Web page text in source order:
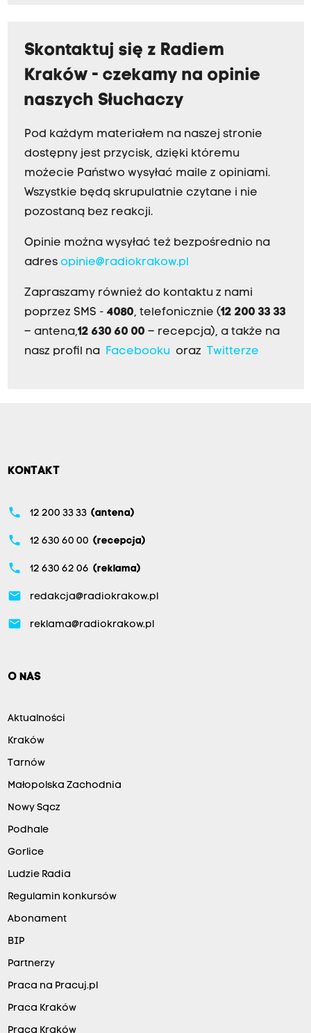
Skontaktuj się z Radiem
Kraków - czekamy na opinie
naszych Słuchaczy
Pod każdym materiałem na naszej stronie
dostępny jest przycisk, dzięki któremu
możecie Państwo wysyłać maile z opiniami.
Wszystkie będą skrupulatnie czytane i nie
pozostaną bez reakcji.
Opinie można wysyłać też bezpośrednio na
adres opinie@radiokrakow.pl
Zapraszamy również do kontaktu z nami
poprzez SMS - 4080, telefonicznie (12 200 33 33
– antena,12 630 60 00 – recepcja), a także na
nasz profil na Facebookuoraz Twitterze
KONTAKT
phone 12 200 33 33 (antena)
phone 12 630 60 00 (recepcja)
phone 12 630 62 06 (reklama)
email redakcja@radiokrakow.pl
email reklama@radiokrakow.pl
O NAS
Aktualności
Kraków
Tarnów
Małopolska Zachodnia
Nowy Sącz
Podhale
Gorlice
Ludzie Radia
Regulamin konkursów
Abonament
BIP
Partnerzy
Praca na Pracuj.pl
Praca Kraków
Praca Kraków